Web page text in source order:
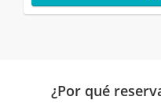
¿Por qué